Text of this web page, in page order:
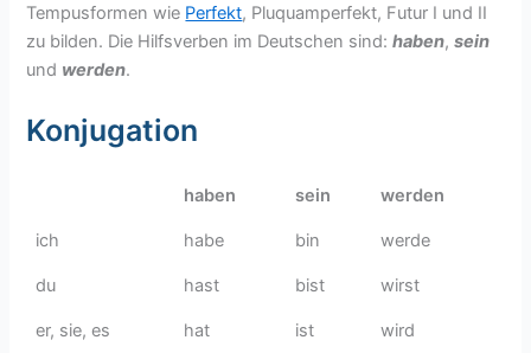
Tempusformen wie Perfekt, Pluquamperfekt, Futur I und II
zu bilden. Die Hilfsverben im Deutschen sind:haben,sein
und werden.
Konjugation
haben sein werden
ich habe bin werde
du hast bist wirst
er, sie, es hat ist wird